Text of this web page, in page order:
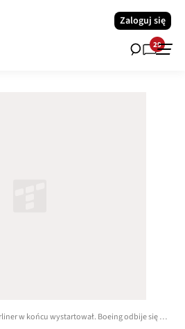
Zaloguj się
29